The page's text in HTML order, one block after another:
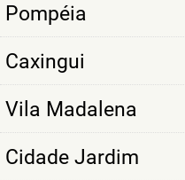
Pompéia
Caxingui
Vila Madalena
Cidade Jardim